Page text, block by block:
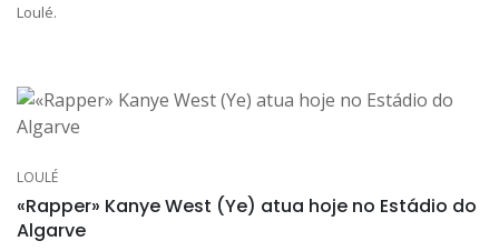
Loulé.
LOULÉ
«Rapper» Kanye West (Ye) atua hoje no Estádio do
Algarve